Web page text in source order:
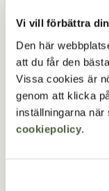
Vi vill förbättra
Den här
att du får den
Vissa cookies är
genom att klicka
inställningarna när
cookiepolicy.
Installation
offentliga
cykelställ är